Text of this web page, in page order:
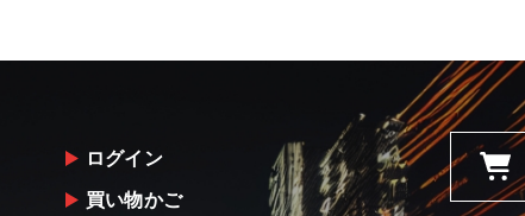
ログイン
買い物かご